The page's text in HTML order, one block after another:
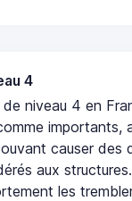
4
de niveau 4 en
importants,
causer des
aux
les